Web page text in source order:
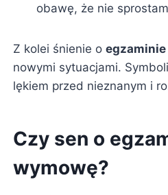
obawę, że nie
Z kolei śnienie o
nowymi sytuacjami.
lękiem przed nieznanym i
Czy sen o
wymowę?